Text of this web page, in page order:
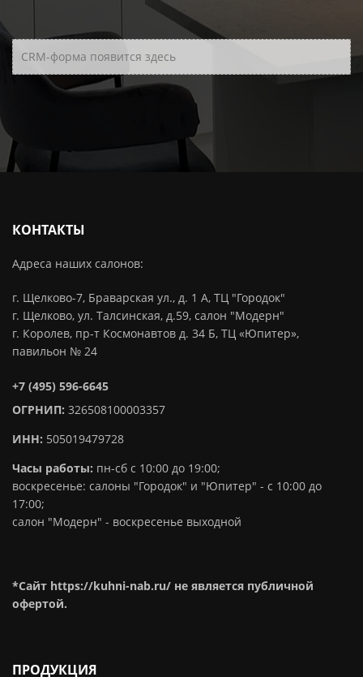
CRM-форма появится здесь
КОНТАКТЫ
Адреса наших салонов:
г. Щелково-7, Браварская ул., д. 1 А, ТЦ "Городок"
г. Щелково, ул. Талсинская, д.59, салон "Модерн"
г. Королев, пр-т Космонавтов д. 34 Б, ТЦ «Юпитер»,
павильон № 24
+7 (495) 596-6645
ОГРНИП: 326508100003357
ИНН: 505019479728
Часы работы: пн-сб с 10:00 до 19:00;
воскресенье: салоны "Городок" и "Юпитер" - с 10:00 до
17:00;
салон "Модерн" - воскресенье выходной
*Сайт https://kuhni-nab.ru/ не является публичной
офертой.
ПРОДУКЦИЯ